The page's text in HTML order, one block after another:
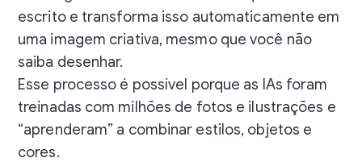
escrito e transforma isso automaticamente em
uma imagem criativa, mesmo que você não
saiba desenhar.
Esse processo é possível porque as IAs foram
treinadas com milhões de fotos e ilustrações e
“aprenderam” a combinar estilos, objetos e
cores.